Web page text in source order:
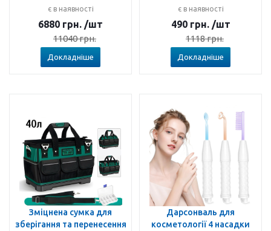
є в наявності
6880 грн. /шт
11040грн.
Докладніше
є в наявності
490 грн. /шт
1118грн.
Докладніше
Зміцнена сумка для
зберігання та перенесення
Дарсонваль для
косметології 4 насадки